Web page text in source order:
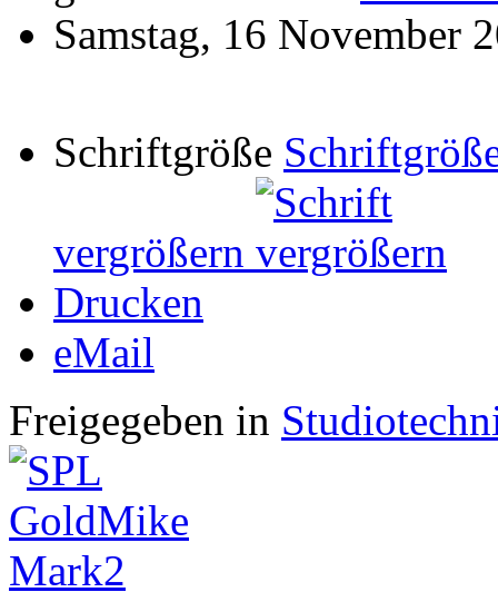
Samstag, 16 November
Schriftgröße
vergrößern
Drucken
eMail
Freigegeben in